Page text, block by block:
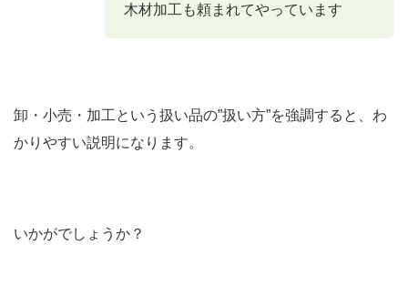
木材加工も頼まれてやっています
卸・小売・加工という扱い品の”扱い方”を強調すると、わ
かりやすい説明になります。
いかがでしょうか？